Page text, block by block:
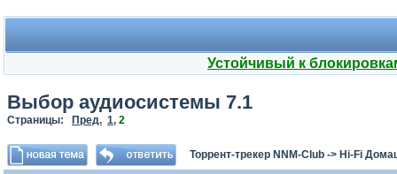
Устойчивый к
Выбор аудиосистемы 7.1
Страницы: Пред. 1, 2
Торрент-трекер NNM-Club -> Hi-Fi